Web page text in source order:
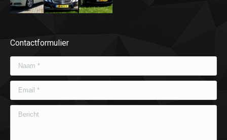
Contactformulier
Naam *
Email *
Bericht